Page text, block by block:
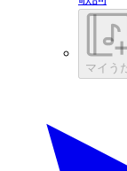
マイう